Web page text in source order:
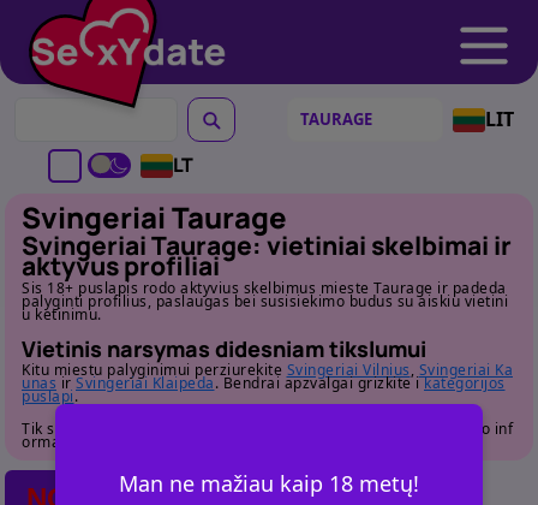
LIT
LT
Man ne mažiau kaip 18 metų!
Svingeriai Taurage
Svingeriai Taurage: vietiniai skelbimai ir
aktyvus profiliai
Sis 18+ puslapis rodo aktyvius skelbimus mieste Taurage ir padeda
palyginti profilius, paslaugas bei susisiekimo budus su aiskiu vietini
u ketinimu.
Vietinis narsymas didesniam tikslumui
Kitu miestu palyginimui perziurekite Svingeriai Vilnius, Svingeriai Ka
unas ir Svingeriai Klaipeda. Bendrai apzvalgai grizkite ikategorijos
puslapi.
Tik suaugusiems. Pries susisiekdami atidziai perziurekite profilio inf
ormacija.
NO POSTS FOUND